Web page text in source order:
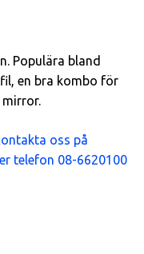
Populära bland
en bra kombo för
mirror.
oss på
telefon 08-6620100